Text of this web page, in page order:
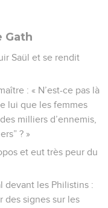
Gath
Saül et se rendit
: « N’est-ce pas là
lui que les femmes
milliers d’ennemis,
? »
et eut très peur du
devant les Philistins :
des signes sur les